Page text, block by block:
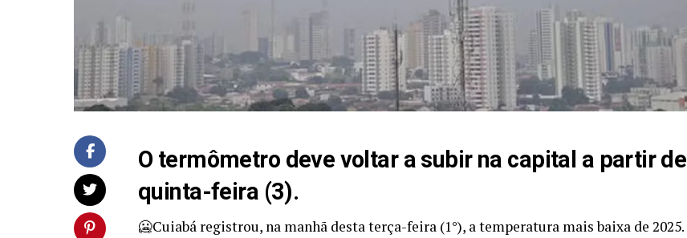
O termômetro deve voltar a subir na capital a partir de
quinta-feira (3).
🥶Cuiabá registrou, na manhã desta terça-feira (1°), a temperatura mais baixa de 2025.